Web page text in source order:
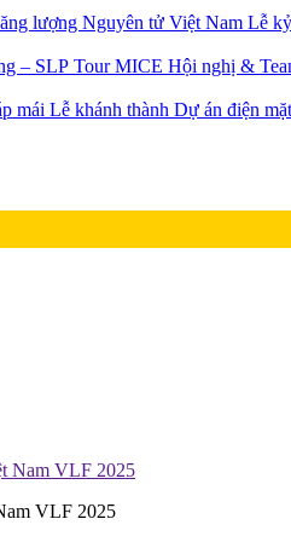
Lễ
Tour MICE Hội nghị &
Lễ khánh thành Dự án điện
VLF 2025